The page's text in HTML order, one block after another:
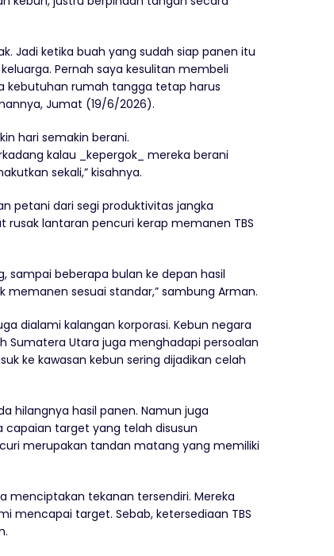
Jadi ketika buah yang sudah siap panen itu
Pernah saya kesulitan membeli
kebutuhan rumah tangga tetap harus
Jumat (19/6/2026).
hari semakin berani.
kalau _kepergok_ mereka berani
sekali,” kisahnya.
petani dari segi produktivitas jangka
rusak lantaran pencuri kerap memanen TBS
sampai beberapa bulan ke depan hasil
sesuai standar,” sambung Arman.
dialami kalangan korporasi. Kebun negara
Sumatera Utara juga menghadapi persoalan
ke kawasan kebun sering dijadikan celah
hilangnya hasil panen. Namun juga
capaian target yang telah disusun
merupakan tandan matang yang memiliki
menciptakan tekanan tersendiri. Mereka
mencapai target. Sebab, ketersediaan TBS